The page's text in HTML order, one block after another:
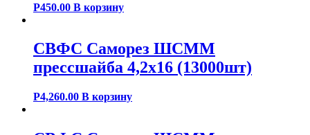
Р450.00 В корзину
СВФС Саморез ШСММ
прессшайба 4,2х16 (13000шт)
Р4,260.00 В корзину